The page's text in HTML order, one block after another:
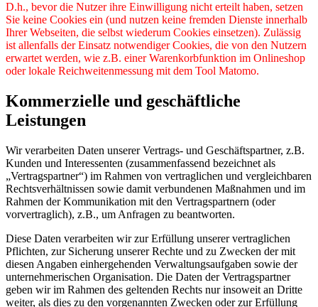
D.h., bevor die Nutzer ihre Einwilligung nicht erteilt haben, setzen
Sie keine Cookies ein (und nutzen keine fremden Dienste innerhalb
Ihrer Webseiten, die selbst wiederum Cookies einsetzen). Zulässig
ist allenfalls der Einsatz notwendiger Cookies, die von den Nutzern
erwartet werden, wie z.B. einer Warenkorbfunktion im Onlineshop
oder lokale Reichweitenmessung mit dem Tool Matomo.
Kommerzielle und geschäftliche
Leistungen
Wir verarbeiten Daten unserer Vertrags- und Geschäftspartner, z.B.
Kunden und Interessenten (zusammenfassend bezeichnet als
„Vertragspartner“) im Rahmen von vertraglichen und vergleichbaren
Rechtsverhältnissen sowie damit verbundenen Maßnahmen und im
Rahmen der Kommunikation mit den Vertragspartnern (oder
vorvertraglich), z.B., um Anfragen zu beantworten.
Diese Daten verarbeiten wir zur Erfüllung unserer vertraglichen
Pflichten, zur Sicherung unserer Rechte und zu Zwecken der mit
diesen Angaben einhergehenden Verwaltungsaufgaben sowie der
unternehmerischen Organisation. Die Daten der Vertragspartner
geben wir im Rahmen des geltenden Rechts nur insoweit an Dritte
weiter, als dies zu den vorgenannten Zwecken oder zur Erfüllung